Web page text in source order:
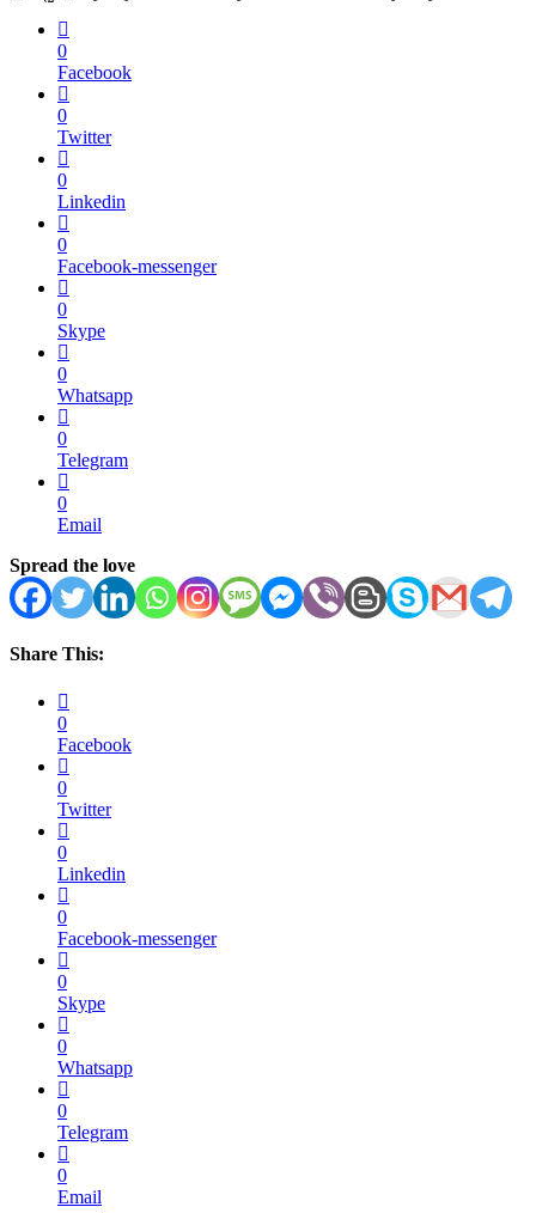
0
Facebook
0
Twitter
0
Linkedin
0
Facebook-messenger
0
Skype
0
Whatsapp
0
Telegram
0
Email
Spread the love
Share This:
0
Facebook
0
Twitter
0
Linkedin
0
Facebook-messenger
0
Skype
0
Whatsapp
0
Telegram
0
Email